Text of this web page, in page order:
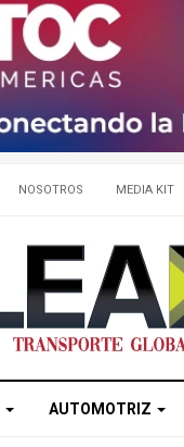
NOSOTROS MEDIA KIT
AUTOMOTRIZ